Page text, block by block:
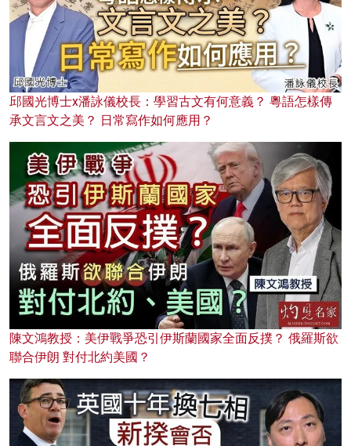
邱國光博士x潘詠儀校長：學習古文有何意義？ 粵語怎樣傳
承文言文之美？ 日常寫作如何應用？
陳文鴻教授：美伊戰爭恐引伊斯蘭國家全面反撲？ 俄羅斯欲
聯合伊朗 對付北約美國？